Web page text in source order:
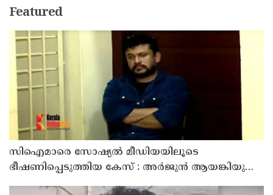
Featured
സിഐമാരെ സോഷ്യൽ മീഡിയയിലൂടെ
ഭീഷണിപ്പെടുത്തിയ കേസ് : അർജുൻ ആയങ്കിയുടെ